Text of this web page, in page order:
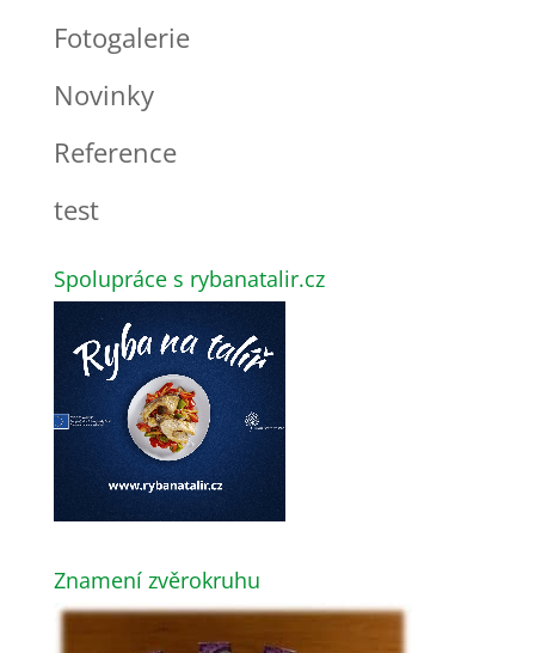
Fotogalerie
Novinky
Reference
test
Spolupráce s rybanatalir.cz
Znamení zvěrokruhu